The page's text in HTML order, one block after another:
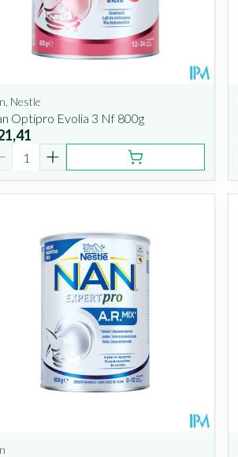
Nestle
Optipro Evolia 3 Nf 800g